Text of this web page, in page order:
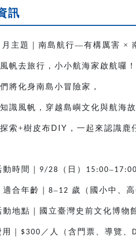
訊
月主題｜南島航行—有構厲害 ×
帆去旅行，小小航海家啟航囉！
將化身南島小冒險家，
識風帆，穿越島嶼文化與航海故
索+樹皮布 DIY ，一起來認識鹿
動時間｜ 9/28 （日） 15:00–17:00
適合年齡｜ 8–12 歲（國小中、高
動地點｜國立臺灣史前文化博物
用｜ $300 ／人（含門票、導覽、